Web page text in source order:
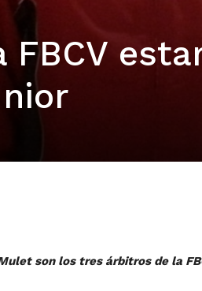
son los tres árbitros de la